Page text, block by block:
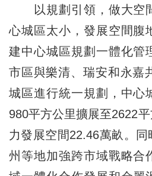
以規劃引領，做大空
心城區太小，發展空間腹
建中心城區規劃一體化管
市區與樂清、瑞安和永嘉
城區進行統一規劃，中心
980平方公里擴展至2622
力發展空間22.46萬畝。
州等地加強跨市域戰略合